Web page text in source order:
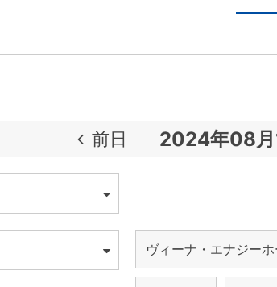
前日
ヴィーナ・エナジーホ